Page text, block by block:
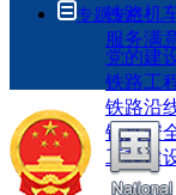
铁路机
服务满
专题专栏
党的建
铁路工
铁路沿
铁路安
工程建